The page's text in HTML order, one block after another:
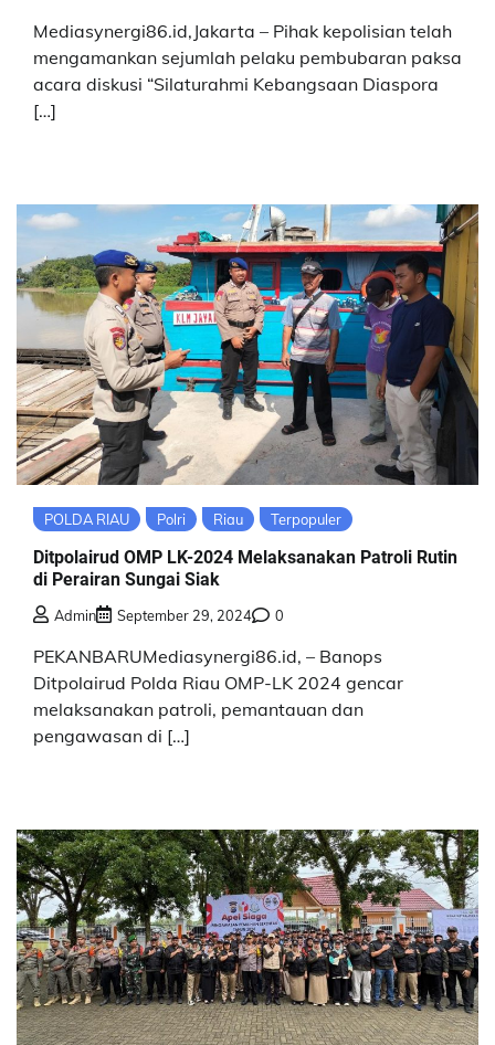
Mediasynergi86.id,Jakarta – Pihak kepolisian telah
mengamankan sejumlah pelaku pembubaran paksa
acara diskusi “Silaturahmi Kebangsaan Diaspora
[…]
POLDA RIAU Polri Riau Terpopuler
Ditpolairud OMP LK-2024 Melaksanakan Patroli Rutin
di Perairan Sungai Siak
Admin September 29, 2024 0
PEKANBARUMediasynergi86.id, – Banops
Ditpolairud Polda Riau OMP-LK 2024 gencar
melaksanakan patroli, pemantauan dan
pengawasan di […]